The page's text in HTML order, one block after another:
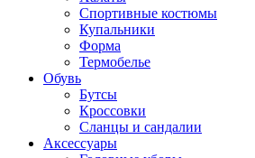
Спортивные костюмы
Купальники
Форма
Термобелье
Обувь
Бутсы
Кроссовки
Сланцы и сандалии
Аксессуары